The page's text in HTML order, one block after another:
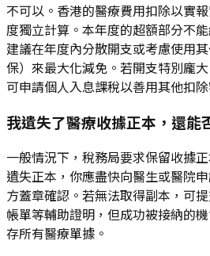
不可以。香港的醫療費用扣除以實
度獨立計算。本年度的超額部分不
建議在年度內分散開支或考慮使用
保）來最大化減免。若開支特別龐
可申請個人入息課稅以善用其他扣除
我遺失了醫療收據正本，還能
一般情況下，稅務局要求保留收據
遺失正本，你應盡快向醫生或醫院
方蓋章確認。若無法取得副本，可
帳單等輔助證明，但成功被接納的
存所有醫療單據。